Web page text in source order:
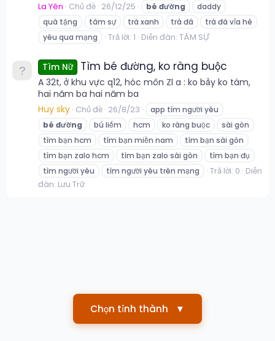
La Yên Chủ đề 26/12/25 bé đường
daddy
quà tặng
tâm sự trà xanh trà đá
trà đá vỉa hè
yêu qua mạng
Trả lời: 1 Diễn đàn: TÂM SỰ
Tìm Nữ Tìm bé đường, ko ràng buộc
A 32t, ở khu vực q12, hóc môn Zl a : ko bảy ko tám,
hai năm ba hai năm ba
Huy sky Chủ đề 26/8/23
app tìm người yêu
bé đường bú liếm hcm ko ràng buộc
sài gòn
tìm bạn hcm
tìm bạn miền nam
tìm bạn sài gòn
tìm bạn zalo hcm
tìm bạn zalo sài gòn
tìm bạn đụ
tìm người yêu
tìm người yêu trên mạng Trả lời: 0 Diễn
đàn: Lưu Trữ
Chọn tỉnh thành ▼